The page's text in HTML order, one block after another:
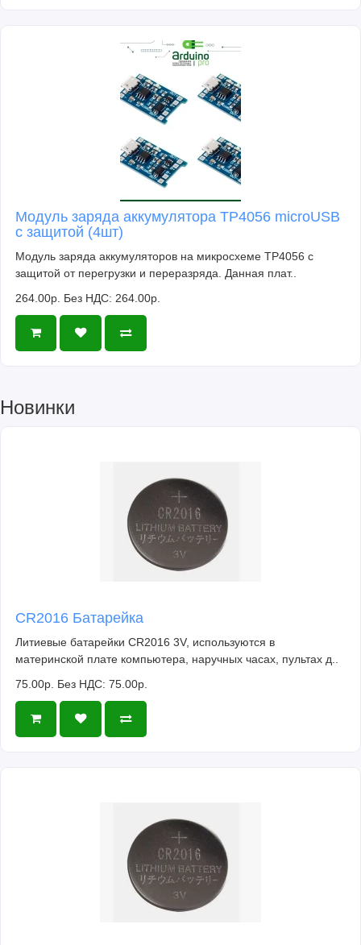
Модуль заряда аккумулятора TP4056 microUSB
с защитой (4шт)
Модуль заряда аккумуляторов на микросхеме TP4056 с
защитой от перегрузки и переразряда. Данная плат..
264.00р. Без НДС: 264.00р.
Новинки
CR2016 Батарейка
Литиевые батарейки CR2016 3V, используются в
материнской плате компьютера, наручных часах, пультах д..
75.00р. Без НДС: 75.00р.